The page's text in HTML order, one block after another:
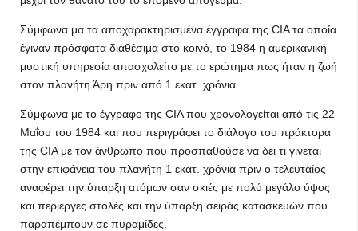
Σύμφωνα μα τα αποχαρακτηρισμένα έγγραφα της CIA τα οποία
έγιναν πρόσφατα διαθέσιμα στο κοινό, το 1984 η αμερικανική
μυστική υπηρεσία απασχολείτο με το ερώτημα πως ήταν η ζωή
στον πλανήτη Άρη πριν από 1 εκατ. χρόνια.
Σύμφωνα με το έγγραφο της CIA που χρονολογείται από τις 22
Μαΐου του 1984 και που περιγράφει το διάλογο του πράκτορα
της CIA με τον άνθρωπο που προσπαθούσε να δει τι γίνεται
στην επιφάνεια του πλανήτη 1 εκατ. χρόνια πριν ο τελευταίος
αναφέρει την ύπαρξη ατόμων σαν σκιές με πολύ μεγάλο ύψος
και περίεργες στολές και την ύπαρξη σειράς κατασκευών που
παραπέμπουν σε πυραμίδες.